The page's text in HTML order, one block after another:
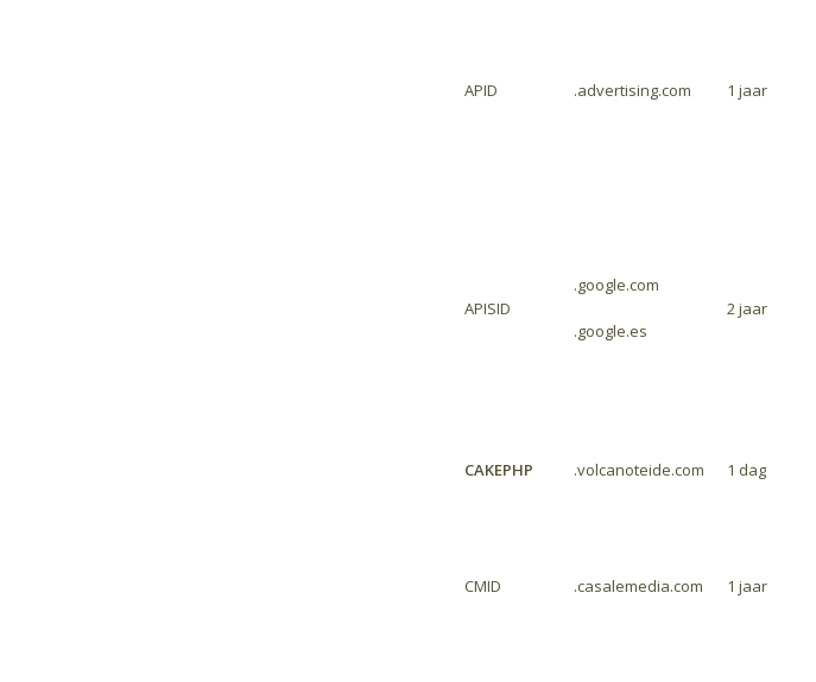
APID .advertising.com 1 jaar
APISID
.google.com
.google.es
2 jaar
CAKEPHP .volcanoteide.com 1 dag
CMID .casalemedia.com 1 jaar